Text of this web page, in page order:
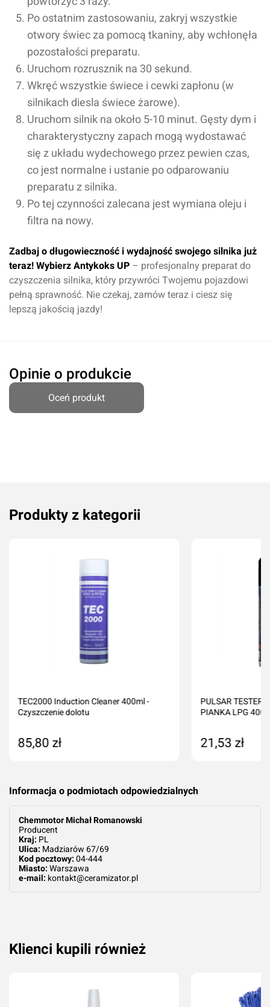
Po ostatnim zastosowaniu, zakryj wszystkie
otwory świec za pomocą tkaniny, aby wchłonęła
pozostałości preparatu.
Uruchom rozrusznik na 30 sekund.
Wkręć wszystkie świece i cewki zapłonu (w
silnikach diesla świece żarowe).
Uruchom silnik na około 5-10 minut. Gęsty dym i
charakterystyczny zapach mogą wydostawać
się z układu wydechowego przez pewien czas,
co jest normalne i ustanie po odparowaniu
preparatu z silnika.
Po tej czynności zalecana jest wymiana oleju i
filtra na nowy.
Zadbaj o długowieczność i wydajność swojego silnika już
teraz! Wybierz Antykoks UP – profesjonalny preparat do
czyszczenia silnika, który przywróci Twojemu pojazdowi
pełną sprawność. Nie czekaj, zamów teraz i ciesz się
lepszą jakością jazdy!
Opinie o produkcie
Oceń produkt
Oceń produkt
Przyznaj ocenę:
Imię i nazwisko*
Komentarz*
Produkty z kategorii
TEC2000 Induction Cleaner 400ml -
Czyszczenie dolotu
85,80 zł
PULSAR TESTER
PIANKA LPG
21,53 zł
Informacja o podmiotach odpowiedzialnych
Chemmotor Michał Romanowski
Producent
Kraj: PL
Ulica: Madziarów 67/69
Kod pocztowy: 04-444
Miasto: Warszawa
e-mail: kontakt@ceramizator.pl
Klienci kupili również